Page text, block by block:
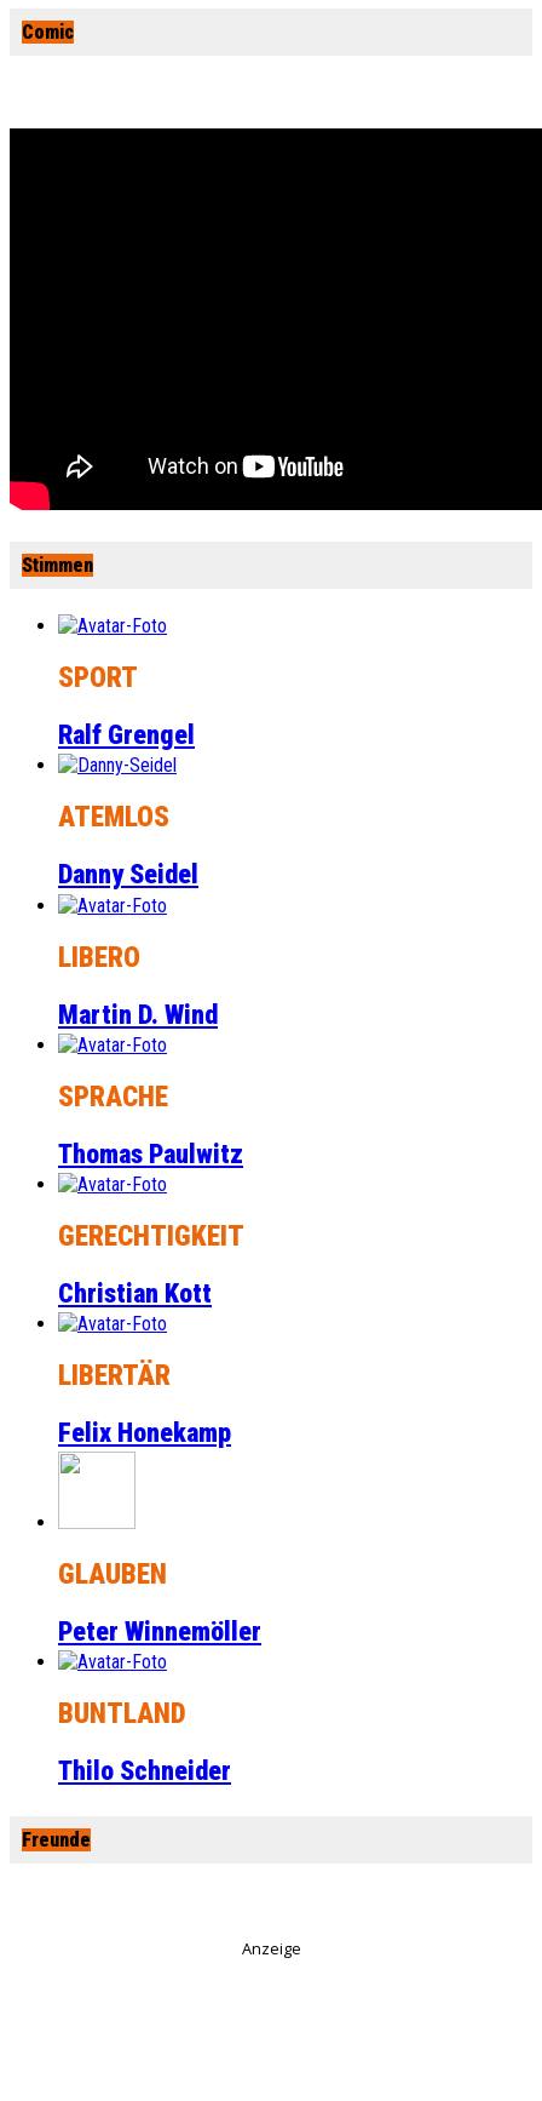
Comic
Stimmen
SPORT
Ralf Grengel
ATEMLOS
Danny Seidel
LIBERO
Martin D. Wind
SPRACHE
Thomas Paulwitz
GERECHTIGKEIT
Christian Kott
LIBERTÄR
Felix Honekamp
GLAUBEN
Peter Winnemöller
BUNTLAND
Thilo Schneider
Freunde
Anzeige